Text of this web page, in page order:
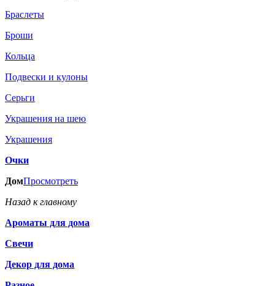
Браслеты
Броши
Кольца
Подвески и кулоны
Серьги
Украшения на шею
Украшения
Очки
ДомПросмотреть
Назад к главному
Ароматы для дома
Свечи
Декор для дома